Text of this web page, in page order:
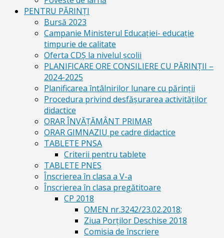
PENTRU PĂRINȚI
Bursă 2023
Campanie Ministerul Educației- educație
timpurie de calitate
Oferta CDŞ la nivelul şcolii
PLANIFICARE ORE CONSILIERE CU PĂRINȚII –
2024-2025
Planificarea întâlnirilor lunare cu părinții
Procedura privind desfășurarea activităților
didactice
ORAR ÎNVĂȚĂMÂNT PRIMAR
ORAR GIMNAZIU pe cadre didactice
TABLETE PNSA
Criterii pentru tablete
TABLETE PNES
Înscrierea în clasa a V-a
Înscrierea în clasa pregătitoare
CP 2018
OMEN nr.3242/23.02.2018;
Ziua Porților Deschise 2018
Comisia de înscriere